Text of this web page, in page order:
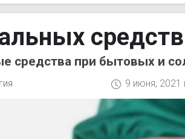
средства при бытовых и
9 июня, 2021